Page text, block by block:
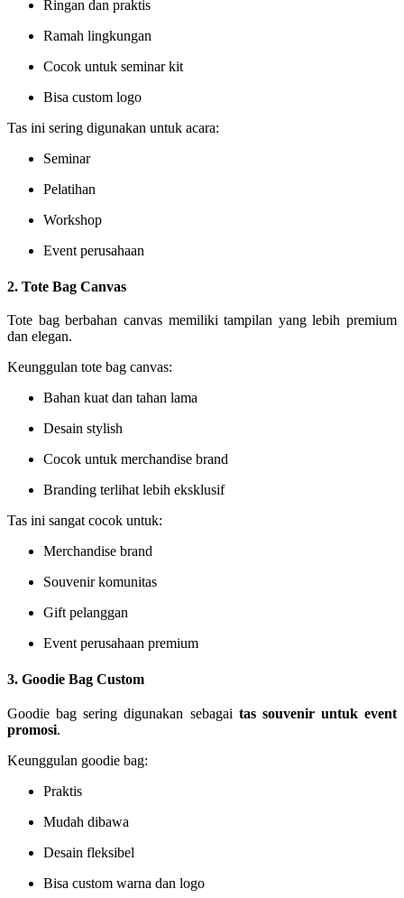
Ringan dan praktis
Ramah lingkungan
Cocok untuk seminar kit
Bisa custom logo
Tas ini sering digunakan untuk acara:
Seminar
Pelatihan
Workshop
Event perusahaan
2. Tote Bag Canvas
Tote bag berbahan canvas memiliki tampilan yang lebih premium
dan elegan.
Keunggulan tote bag canvas:
Bahan kuat dan tahan lama
Desain stylish
Cocok untuk merchandise brand
Branding terlihat lebih eksklusif
Tas ini sangat cocok untuk:
Merchandise brand
Souvenir komunitas
Gift pelanggan
Event perusahaan premium
3. Goodie Bag Custom
Goodie bag sering digunakan sebagai tas souvenir untuk event
promosi.
Keunggulan goodie bag:
Praktis
Mudah dibawa
Desain fleksibel
Bisa custom warna dan logo